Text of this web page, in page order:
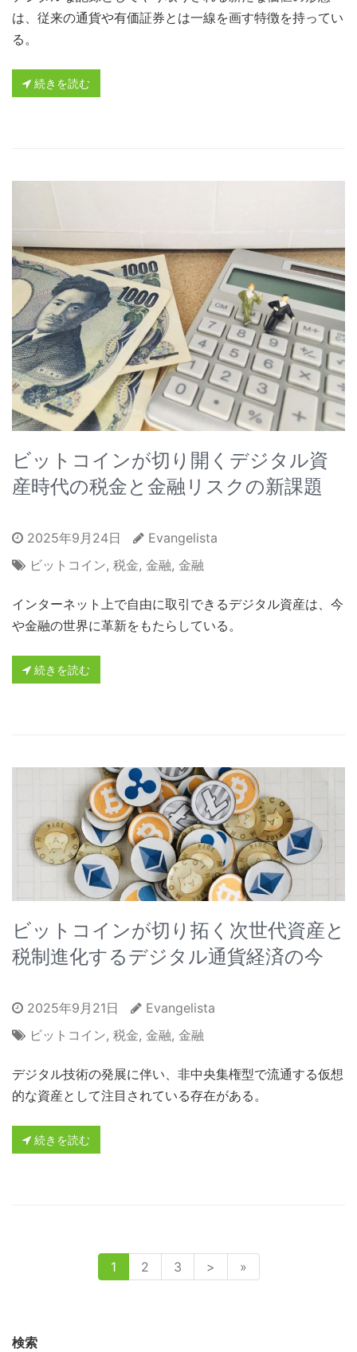
は、従来の通貨や有価証券とは一線を画す特徴を持ってい
る。
続きを読む
ビットコインが切り開くデジタル資
産時代の税金と金融リスクの新課題
2025年9月24日
Evangelista
ビットコイン, 税金, 金融, 金融
インターネット上で自由に取引できるデジタル資産は、今
や金融の世界に革新をもたらしている。
続きを読む
ビットコインが切り拓く次世代資産と
税制進化するデジタル通貨経済の今
2025年9月21日
Evangelista
ビットコイン, 税金, 金融, 金融
デジタル技術の発展に伴い、非中央集権型で流通する仮想
的な資産として注目されている存在がある。
続きを読む
1 2 3 > »
検索